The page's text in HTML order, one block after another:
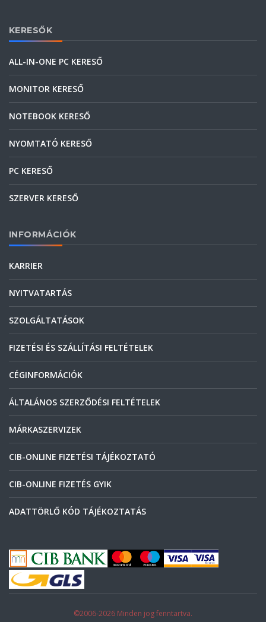
KERESŐK
ALL-IN-ONE PC KERESŐ
MONITOR KERESŐ
NOTEBOOK KERESŐ
NYOMTATÓ KERESŐ
PC KERESŐ
SZERVER KERESŐ
INFORMÁCIÓK
KARRIER
NYITVATARTÁS
SZOLGÁLTATÁSOK
FIZETÉSI ÉS SZÁLLÍTÁSI FELTÉTELEK
CÉGINFORMÁCIÓK
ÁLTALÁNOS SZERZŐDÉSI FELTÉTELEK
MÁRKASZERVIZEK
CIB-ONLINE FIZETÉSI TÁJÉKOZTATÓ
CIB-ONLINE FIZETÉS GYIK
ADATTÖRLŐ KÓD TÁJÉKOZTATÁS
©2006-2026 Minden jog fenntartva.